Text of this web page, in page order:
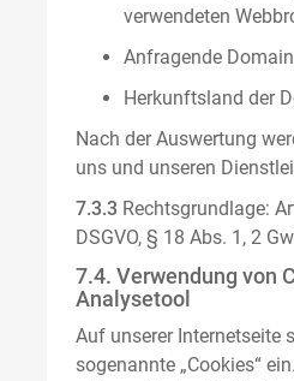
verwendeten
Anfragende Domain
Herkunftsland der
Nach der Auswertung
uns und unseren
7.3.3 Rechtsgrundlage:
DSGVO, § 18 Abs. 1, 2
7.4. Verwendung von
Analysetool
Auf unserer Internetseite
sogenannte „Cookies“